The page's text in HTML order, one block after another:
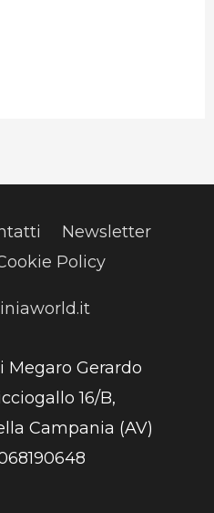
Newsletter
Policy
Megaro Gerardo
16/B,
Campania (AV)